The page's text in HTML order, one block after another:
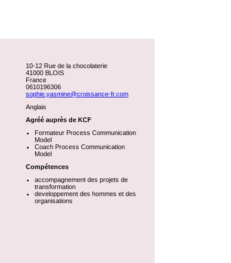
10-12 Rue de la chocolaterie
41000 BLOIS
France
0610196306
sophie.yasmine@croissance-fr.com
Anglais
Agréé auprès de KCF
Formateur Process Communication
Model
Coach Process Communication
Model
Compétences
accompagnement des projets de
transformation
developpement des hommes et des
organisations